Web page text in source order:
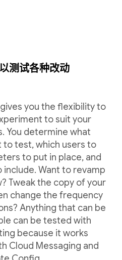
测试各种改动
you the flexibility to
to suit your
You determine what
to test, which users to
to put in place, and
include. Want to revamp
Tweak the copy of your
change the frequency
Anything that can be
can be tested with
because it works
Cloud Messaging and